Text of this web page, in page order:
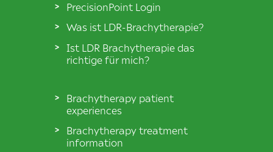
PrecisionPoint Login
Was ist LDR-Brachytherapie?
Ist LDR Brachytherapie das
richtige für mich?
Brachytherapy patient
experiences
Brachytherapy treatment
information